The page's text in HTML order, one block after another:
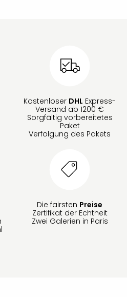
Kostenloser DHL Express-
Versand ab 1200 €
Sorgfältig vorbereitetes
Paket
Verfolgung des Pakets
Die fairsten Preise
Zertifikat der Echtheit
Zwei Galerien in Paris